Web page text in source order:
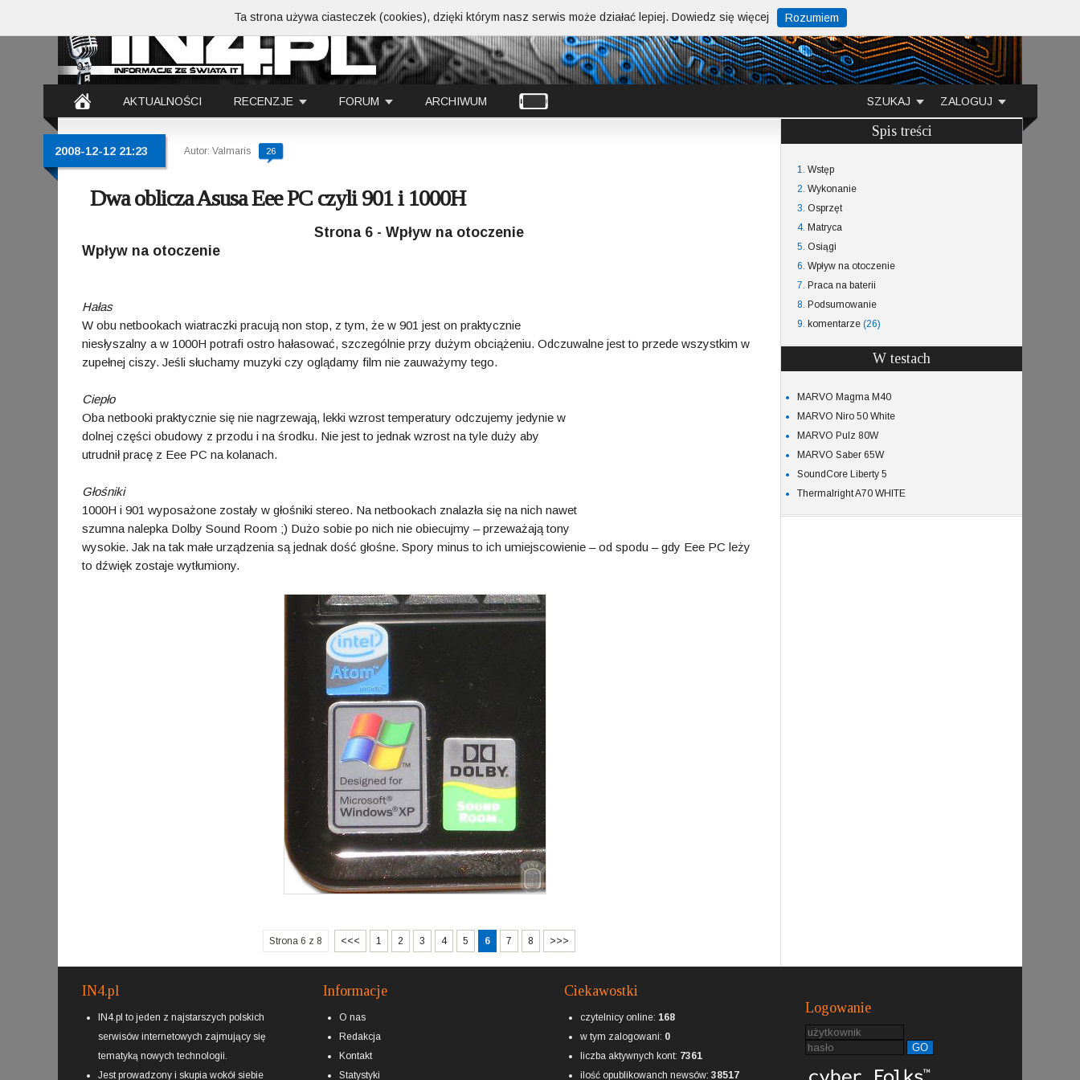
AKTUALNOŚCI RECENZJE FORUM ARCHIWUM ZALOGUJ
SZUKAJ
2008-12-12 21:23 Autor: Valmaris 26
Dwa oblicza Asusa Eee PC czyli 901 i 1000H
Strona 6 - Wpływ na otoczenie
Wpływ na otoczenie
Hałas
W obu netbookach wiatraczki pracują non stop, z tym, że w 901 jest on praktycznie
niesłyszalny a w 1000H potrafi ostro hałasować, szczególnie przy dużym obciążeniu. Odczuwalne jest to przede wszystkim w
zupełnej ciszy. Jeśli słuchamy muzyki czy oglądamy film nie zauważymy tego.
Ciepło
Oba netbooki praktycznie się nie nagrzewają, lekki wzrost temperatury odczujemy jedynie w
dolnej części obudowy z przodu i na środku. Nie jest to jednak wzrost na tyle duży aby
utrudnił pracę z Eee PC na kolanach.
Głośniki
1000H i 901 wyposażone zostały w głośniki stereo. Na netbookach znalazła się na nich nawet
szumna nalepka Dolby Sound Room ;) Dużo sobie po nich nie obiecujmy – przeważają tony
wysokie. Jak na tak małe urządzenia są jednak dość głośne. Spory minus to ich umiejscowienie – od spodu – gdy Eee PC leży
to dźwięk zostaje wytłumiony.
Strona 6 z 8 <<< 1 2 3 4 5 6 7 8 >>>
Spis treści
1. Wstęp
2. Wykonanie
3. Osprzęt
4. Matryca
5. Osiągi
6. Wpływ na otoczenie
7. Praca na baterii
8. Podsumowanie
9. komentarze (26)
W testach
MARVO Magma M40
MARVO Niro 50 White
MARVO Pulz 80W
MARVO Saber 65W
SoundCore Liberty 5
Thermalright A70 WHITE
IN4.pl
IN4.pl to jeden z najstarszych polskich
serwisów internetowych zajmujący się
tematyką nowych technologii.
Jest prowadzony i skupia wokół siebie
Informacje
O nas
Redakcja
Kontakt
Statystyki
Ciekawostki
czytelnicy online: 168
w tym zalogowani: 0
liczba aktywnych kont: 7361
ilość opublikowanch newsów: 38517
Logowanie
GO
Ta strona używa ciasteczek (cookies), dzięki którym nasz serwis może działać lepiej. Dowiedz się więcej Rozumiem